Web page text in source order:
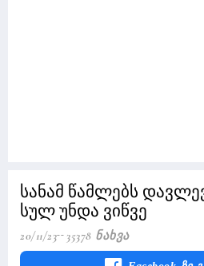
სანამ წამლებს
სულ უნდა ვიწვე
20/11/23 35378 Ნახვა